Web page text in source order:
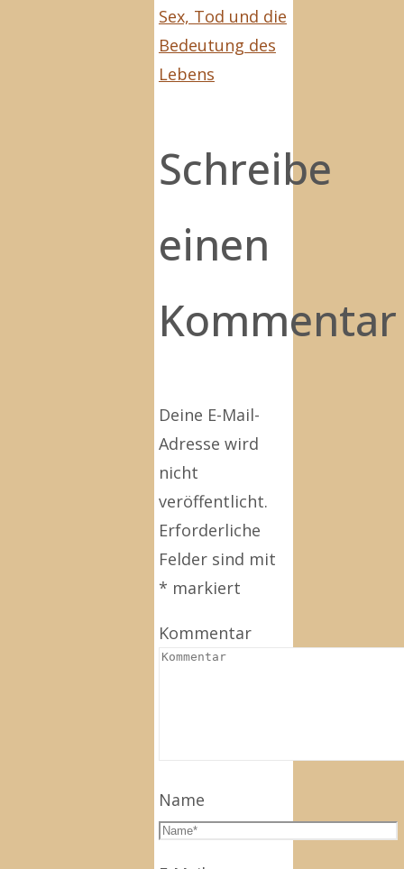
Sex, Tod und die
Bedeutung des
Lebens
Schreibe
einen
Kommentar
Deine E-Mail-
Adresse wird
nicht
veröffentlicht.
Erforderliche
Felder sind mit
* markiert
Kommentar
Name